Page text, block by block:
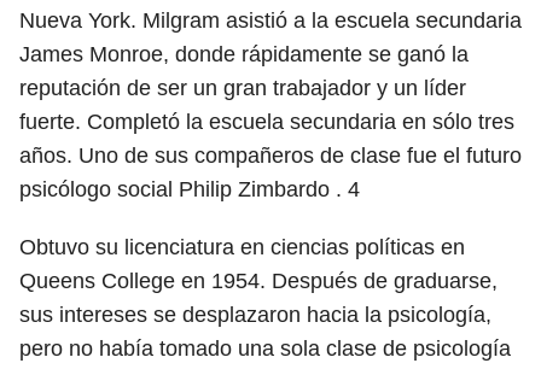
Nueva York. Milgram asistió a la escuela secundaria
James Monroe, donde rápidamente se ganó la
reputación de ser un gran trabajador y un líder
fuerte. Completó la escuela secundaria en sólo tres
años. Uno de sus compañeros de clase fue el futuro
psicólogo social Philip Zimbardo . 4
Obtuvo su licenciatura en ciencias políticas en
Queens College en 1954. Después de graduarse,
sus intereses se desplazaron hacia la psicología,
pero no había tomado una sola clase de psicología